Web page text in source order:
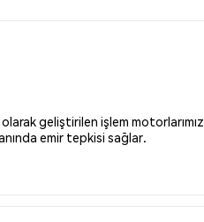
geliştirilen işlem motorlarımız
emir tepkisi sağlar.